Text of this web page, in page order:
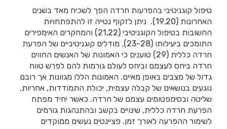
טיפול קוגניטיבי בהפרעות חרדה הפך לשכיח מאד בשנים
האחרונות (19,20). ניתן לזקוף נטייה זו להתפתחויות
החשובות בטיפול הקוגניטיבי (21,22) והמחקרים האימפירים
התומכים ביעילותו (23-28). מודלים קוגניטיביים של הפרעת
חרדה כללית (29) טוענים כי האמונות של האנשים החווים
חרדה ביחס לעצמם וביחס לעולם גורמות להם לפרש טווח
גדול של מצבים באופן מאיים. האמונות הללו מגוונות אך רובם
נוגעים בנושאים של קבלה עצמית, יכולת התמודדות, אחריות,
שליטה ובסימפטומים עצמם של חרדה. כאשר יחיד מפתח
הפרעת חרדה כללית, שינויים בקשב ובהתנהגות גורמים
לשימור ההפרעה לאורך זמן. פציינטים נעשים ממוקדים